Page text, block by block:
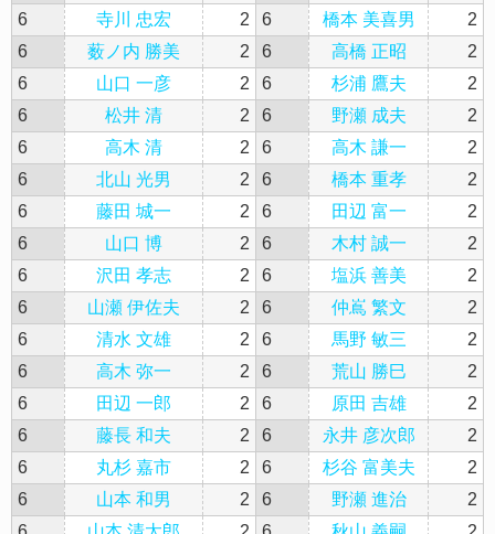
6
寺川 忠宏 2 6 橋本 美喜男
2
6
薮ノ内 勝美 2 6 高橋 正昭
2
6
山口 一彦 2 6 杉浦 鷹夫
2
6
松井 清 2 6 野瀬 成夫
2
6
高木 清 2 6 高木 謙一
2
6
北山 光男 2 6 橋本 重孝
2
6
藤田 城一 2 6 田辺 富一
2
6
山口 博 2 6 木村 誠一
2
6
沢田 孝志 2 6 塩浜 善美
2
6
山瀬 伊佐夫 2 6 仲嶌 繁文
2
6
清水 文雄 2 6 馬野 敏三
2
6
高木 弥一 2 6 荒山 勝巳
2
6
田辺 一郎 2 6 原田 吉雄
2
6
藤長 和夫 2 6 永井 彦次郎
2
6
丸杉 嘉市 2 6 杉谷 富美夫
2
6
山本 和男 2 6 野瀬 進治
2